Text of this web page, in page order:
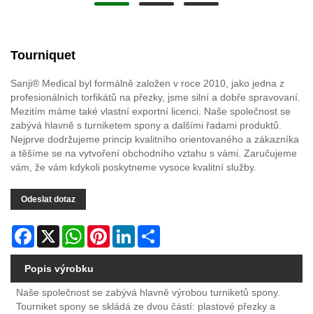
Tourniquet
Sanji® Medical byl formálně založen v roce 2010, jako jedna z
profesionálních torfikátů na přezky, jsme silní a dobře spravovaní.
Mezitím máme také vlastní exportní licenci. Naše společnost se
zabývá hlavně s turniketem spony a dalšími řadami produktů.
Nejprve dodržujeme princip kvalitního orientovaného a zákazníka
a těšíme se na vytvoření obchodního vztahu s vámi. Zaručujeme
vám, že vám kdykoli poskytneme vysoce kvalitní služby.
Odeslat dotaz
Facebook
X WhatsAppPinterestLinkedIn
Popis výrobku
Naše společnost se zabývá hlavně výrobou turniketů spony.
Tourniket spony se skládá ze dvou částí: plastové přezky a